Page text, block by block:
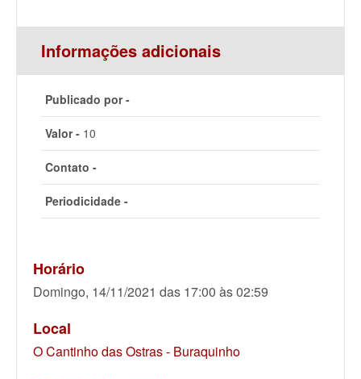
Informações adicionais
Publicado por -
Valor - 10
Contato -
Periodicidade -
Horário
Domingo, 14/11/2021 das 17:00 às 02:59
Local
O Cantinho das Ostras - Buraquinho